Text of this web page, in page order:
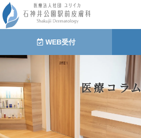
医療コラム
WEB受付